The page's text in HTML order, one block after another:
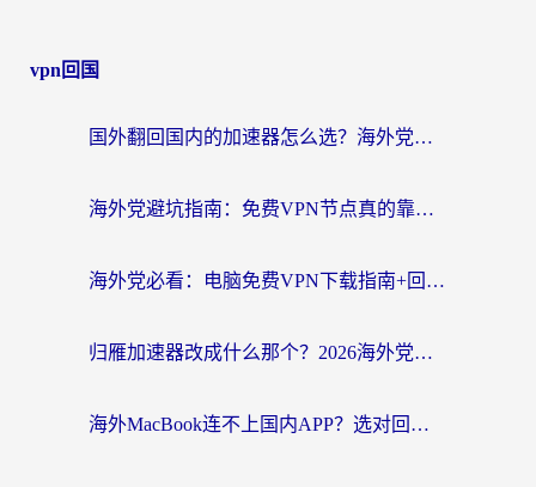
vpn回国
国外翻回国内的加速器怎么选？海外党亲测实用指南，告别地域限制
海外党避坑指南：免费VPN节点真的靠谱吗？教你选对回国加速器无缝访问国内资源
海外党必看：电脑免费VPN下载指南+回国加速器选择全攻略，告别地区限制
归雁加速器改成什么那个？2026海外党回国加速全攻略：告别地区限制，轻松刷剧玩游戏
海外MacBook连不上国内APP？选对回国VPN，告别地区限制的烦恼